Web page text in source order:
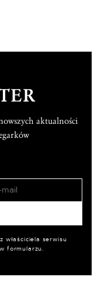
aktualności
właściciela serwisu
formularzu.